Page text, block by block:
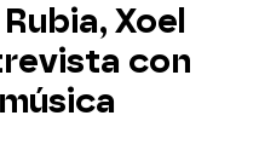
Xoel
con